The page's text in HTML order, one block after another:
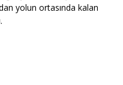
yolun ortasında kalan